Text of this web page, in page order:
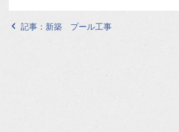
記事： 新築 プール工事